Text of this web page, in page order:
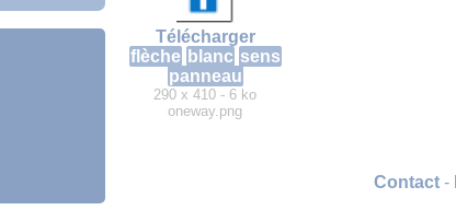
Télécharger
flèche blanc sens
panneau
290 x 410 - 6 ko
oneway.png
Contact-